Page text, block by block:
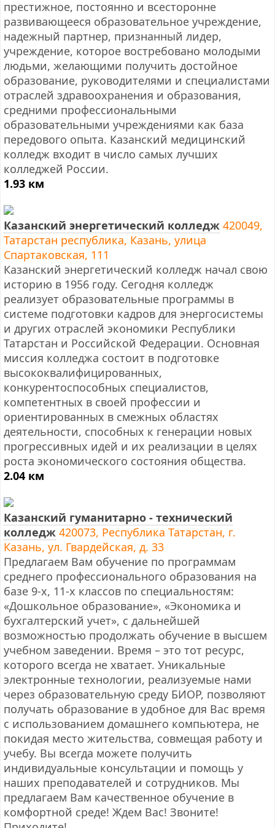
престижное, постоянно и всесторонне
развивающееся образовательное учреждение,
надежный партнер, признанный лидер,
учреждение, которое востребовано молодыми
людьми, желающими получить достойное
образование, руководителями и специалистами
отраслей здравоохранения и образования,
средними профессиональными
образовательными учреждениями как база
передового опыта. Казанский медицинский
колледж входит в число самых лучших
колледжей России.
1.93 км
Казанский энергетический колледж 420049,
Татарстан республика, Казань, улица
Спартаковская, 111
Казанский энергетический колледж начал свою
историю в 1956 году. Сегодня колледж
реализует образовательные программы в
системе подготовки кадров для энергосистемы
и других отраслей экономики Республики
Татарстан и Российской Федерации. Основная
миссия колледжа состоит в подготовке
высококвалифицированных,
конкурентоспособных специалистов,
компетентных в своей профессии и
ориентированных в смежных областях
деятельности, способных к генерации новых
прогрессивных идей и их реализации в целях
роста экономического состояния общества.
2.04 км
Казанский гуманитарно - технический
колледж 420073, Республика Татарстан, г.
Казань, ул. Гвардейская, д. 33
Предлагаем Вам обучение по программам
среднего профессионального образования на
базе 9-х, 11-х классов по специальностям:
«Дошкольное образование», «Экономика и
бухгалтерский учет», с дальнейшей
возможностью продолжать обучение в высшем
учебном заведении. Время – это тот ресурс,
которого всегда не хватает. Уникальные
электронные технологии, реализуемые нами
через образовательную среду БИОР, позволяют
получать образование в удобное для Вас время
с использованием домашнего компьютера, не
покидая место жительства, совмещая работу и
учебу. Вы всегда можете получить
индивидуальные консультации и помощь у
наших преподавателей и сотрудников. Мы
предлагаем Вам качественное обучение в
комфортной среде! Ждем Вас! Звоните!